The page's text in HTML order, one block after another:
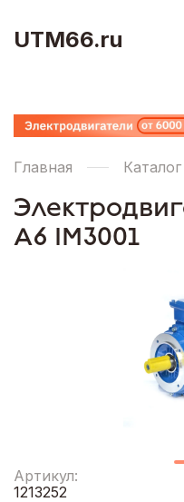
UTM66.ru
Главная
А6 IM3001
Артикул:
1213252